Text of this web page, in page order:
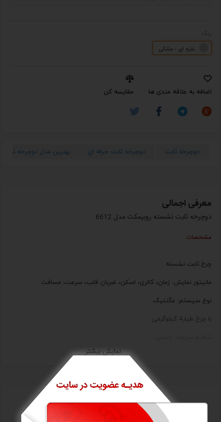
نقره ای - مشکی
اضافه به علاقه مندی ها مقایسه کن
دوچرخه ثابت دوچرخه ثابت حرفه ای بهترین مدل دوچرخه ثابت
نمایش بیشتر
معرفی اجمالی
دوچرخه ثابت نشسته روبیمکث مدل 6612
مشخصات
چرخ ثابت نشسته
مانیتور نمایش: زمان، کالری، اسکن، ضربان قلب، سرعت، مسافت
نوع سیستم: مگنتیک
با چرخ طیار4 کیلوگرمی
تعداد درجات تنظیم مقاومت: 8 درجه
انتقال نیرو: تسمه بی صدا
حرکت صندلی به جلو و عقب: متحرک
امتیاز کاربران